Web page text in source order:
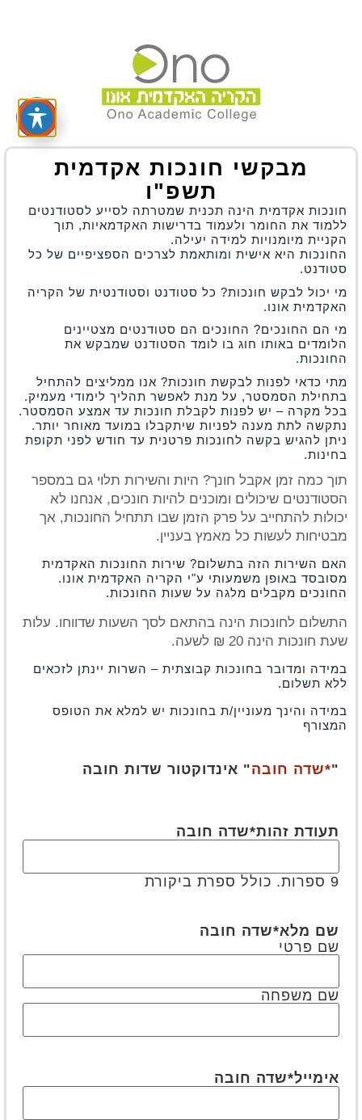
מבקשי חונכות אקדמית
תשפ"ו
חונכות אקדמית הינה תכנית שמטרתה לסייע לסטודנטים
ללמוד את החומר ולעמוד בדרישות האקדמאיות, תוך
הקניית מיומנויות למידה יעילה.
החונכות היא אישית ומותאמת לצרכים הספציפיים של כל
סטודנט.
מי יכול לבקש חונכות? כל סטודנט וסטודנטית של הקריה
האקדמית אונו.
מי הם החונכים? החונכים הם סטודנטים מצטיינים
הלומדים באותו חוג בו לומד הסטודנט שמבקש את
החונכות.
מתי כדאי לפנות לבקשת חונכות? אנו ממליצים להתחיל
בתחילת הסמסטר, על מנת לאפשר תהליך לימודי מעמיק.
בכל מקרה – יש לפנות לקבלת חונכות עד אמצע הסמסטר.
נתקשה לתת מענה לפניות שיתקבלו במועד מאוחר יותר.
ניתן להגיש בקשה לחונכות פרטנית עד חודש לפני תקופת
בחינות.
תוך כמה זמן אקבל חונך? היות והשירות תלוי גם במספר
הסטודנטים שיכולים ומוכנים להיות חונכים, אנחנו לא
יכולות להתחייב על פרק הזמן שבו תתחיל החונכות, אך
מבטיחות לעשות כל מאמץ בעניין.
האם השירות הזה בתשלום? שירות החונכות האקדמית
מסובסד באופן משמעותי ע"י הקריה האקדמית אונו.
החונכים מקבלים מלגה על שעות החונכות.
התשלום לחונכות הינה בהתאם לסך השעות שדווחו. עלות
שעת חונכות הינה 20 ₪ לשעה.
במידה ומדובר בחונכות קבוצתית – השרות יינתן לזכאים
ללא תשלום.
במידה והינך מעוניין/ת בחונכות יש למלא את הטופס
המצורף
"*שדה חובה" אינדוקטור שדות חובה
תעודת זהות*שדה חובה
9 ספרות. כולל ספרת ביקורת
שם מלא*שדה חובה
שם פרטי
שם משפחה
אימייל*שדה חובה